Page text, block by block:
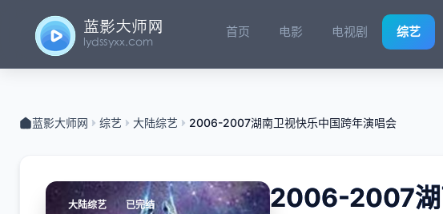
首页 电影 电视剧 综艺
蓝影大师网 综艺 大陆综艺 2006-2007湖南卫视快乐中国跨年演唱会
大陆综艺 已完结 2006-2007湖